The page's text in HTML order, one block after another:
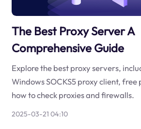
The Best Proxy Server A
Comprehensive Guide
Explore the best proxy servers,
Windows SOCKS5 proxy client, free
how to check proxies and firewalls.
2025-03-21 04:10